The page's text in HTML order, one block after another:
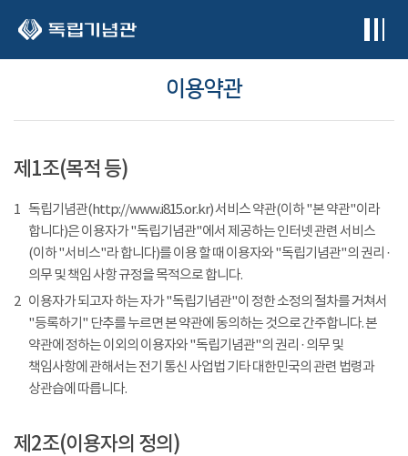
이용약관
제1조(목적 등)
1 독립기념관(http://www.i815.or.kr) 서비스 약관(이하 "본 약관"이라
합니다)은 이용자가 "독립기념관"에서 제공하는 인터넷 관련 서비스
(이하 "서비스"라 합니다)를 이용 할 때 이용자와 "독립기념관"의 권리 ·
의무 및 책임 사항 규정을 목적으로 합니다.
2 이용자가 되고자 하는 자가 "독립기념관"이 정한 소정의 절차를 거쳐서
"등록하기" 단추를 누르면 본 약관에 동의하는 것으로 간주합니다. 본
약관에 정하는 이외의 이용자와 "독립기념관"의 권리 · 의무 및
책임사항에 관해서는 전기 통신 사업법 기타 대한민국의 관련 법령과
상관습에 따릅니다.
제2조(이용자의 정의)